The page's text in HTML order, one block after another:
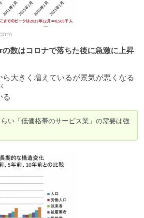
数はコロナで落ちた後に急激に上昇
ら大きく増えているが景気が悪くなる
る
い「低価格帯のサービス業」の需要は強